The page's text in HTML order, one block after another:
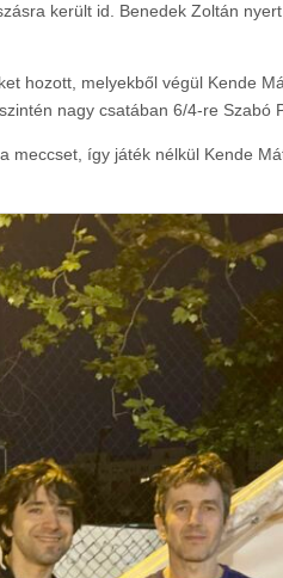
került id. Benedek Zoltán
hozott, melyekből végül Kende
nagy csatában 6/4-re Szabó
így játék nélkül Kende